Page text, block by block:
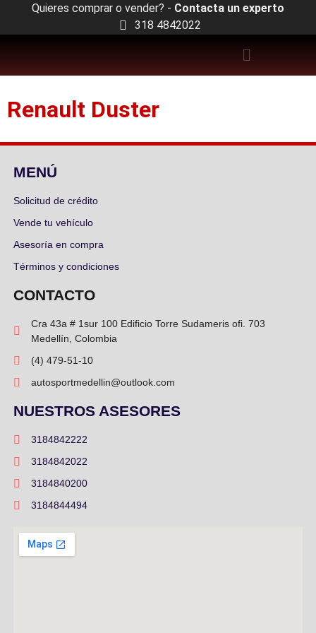
Quieres comprar o vender? - Contacta un experto
318 4842022
Renault Duster
MENÚ
Solicitud de crédito
Vende tu vehículo
Asesoría en compra
Términos y condiciones
CONTACTO
Cra 43a # 1sur 100 Edificio Torre Sudameris ofi. 703
Medellín, Colombia
(4) 479-51-10
autosportmedellin@outlook.com
NUESTROS ASESORES
3184842222
3184842022
3184840200
3184844494